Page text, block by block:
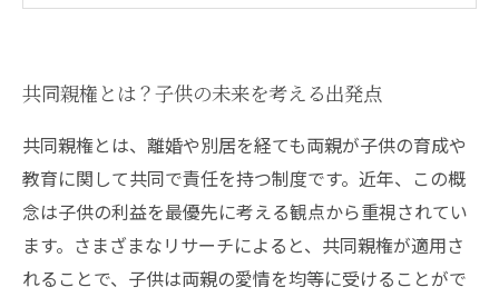
未来を見据えた共同親権の重要性：家族全体で
考えるべきこと
共同親権とは？子供の未来を考える出発点
共同親権とは、離婚や別居を経ても両親が子供の育成や
教育に関して共同で責任を持つ制度です。近年、この概
念は子供の利益を最優先に考える観点から重視されてい
ます。さまざまなリサーチによると、共同親権が適用さ
れることで、子供は両親の愛情を均等に受けることがで